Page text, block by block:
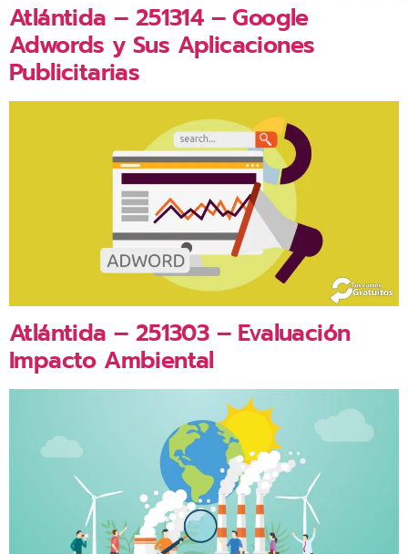
Atlántida – 251314 – Google
Adwords y Sus Aplicaciones
Publicitarias
Atlántida – 251303 – Evaluación
Impacto Ambiental